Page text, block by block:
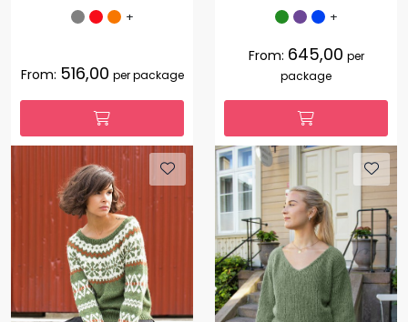
+
From: 516,00 per package
+
From: 645,00 per
package